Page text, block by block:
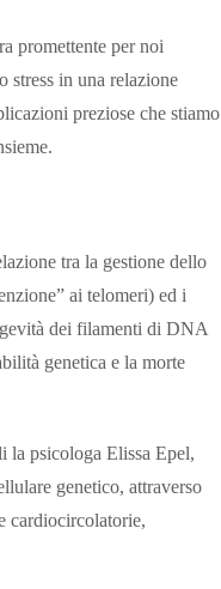
promettente per noi
stress in una relazione
preziose che stiamo
tra la gestione dello
ai telomeri) ed i
dei filamenti di DNA
genetica e la morte
la psicologa Elissa Epel,
genetico, attraverso
cardiocircolatorie,